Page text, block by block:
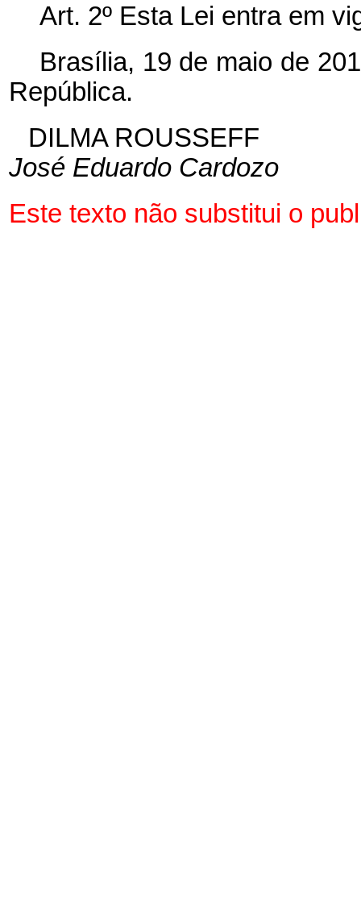
Art. 2º Esta Lei entra em
Brasília, 19 de maio de
República.
DILMA ROUSSEFF
José Eduardo Cardozo
Este texto não substitui o